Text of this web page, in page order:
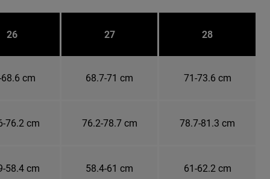
26 27 28
cm 68.7-71 cm 71-73.6 cm
76.2 cm 76.2-78.7 cm 78.7-81.3 cm
58.4 cm 58.4-61 cm 61-62.2 cm